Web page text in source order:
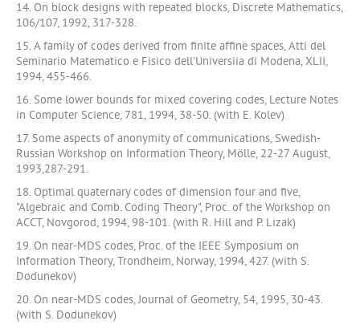
14. On block designs with repeated blocks, Discrete Mathematics,
106/107, 1992, 317-328.
15. A family of codes derived from finite affine spaces, Atti del
Seminario Matematico e Fisico dell’Universiia di Modena, XLII,
1994, 455-466.
16. Some lower bounds for mixed covering codes, Lecture Notes
in Computer Science, 781, 1994, 38-50. (with E. Kolev)
17. Some aspects of anonymity of communications, Swedish-
Russian Workshop on Information Theory, Mölle, 22-27 August,
1993,287-291.
18. Optimal quaternary codes of dimension four and five,
"Algebraic and Comb. Coding Theory", Proc. of the Workshop on
ACCT, Novgorod, 1994, 98-101. (with R. Hill and P. Lizak)
19. On near-MDS codes, Proc. of the IEEE Symposium on
Information Theory, Trondheim, Norway, 1994, 427. (with S.
Dodunekov)
20. On near-MDS codes, Journal of Geometry, 54, 1995, 30-43.
(with S. Dodunekov)